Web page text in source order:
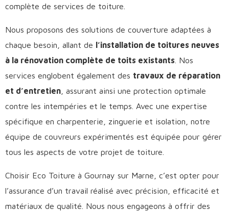
complète de services de toiture.
Nous proposons des solutions de couverture adaptées à
chaque besoin, allant de l’installation de toitures neuves
à la rénovation complète de toits existants . Nos
services englobent également des travaux de réparation
et d’entretien , assurant ainsi une protection optimale
contre les intempéries et le temps. Avec une expertise
spécifique en charpenterie, zinguerie et isolation, notre
équipe de couvreurs expérimentés est équipée pour gérer
tous les aspects de votre projet de toiture.
Choisir Eco Toiture à Gournay sur Marne, c’est opter pour
l’assurance d’un travail réalisé avec précision, efficacité et
matériaux de qualité. Nous nous engageons à offrir des